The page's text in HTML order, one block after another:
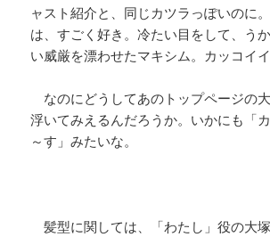
ャスト紹介と、同じカツラっぽいのに
は、すごく好き。冷たい目をして、う
い威厳を漂わせたマキシム。カッコイイ
なのにどうしてあのトップページの大
浮いてみえるんだろうか。いかにも「
～す」みたいな。
髪型に関しては、「わたし」役の大塚